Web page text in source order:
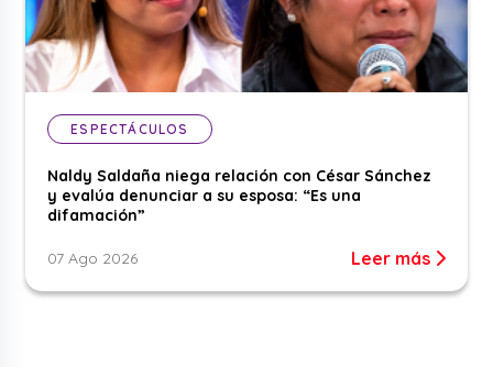
ESPECTÁCULOS
Naldy Saldaña niega relación con César Sánchez
y evalúa denunciar a su esposa: “Es una
difamación”
07 Ago 2026 Leer más